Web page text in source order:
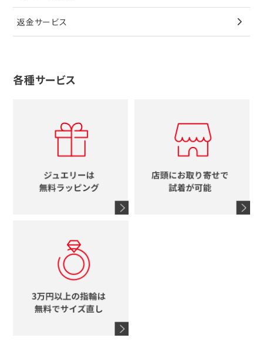
その他
ノーブランドジュエリーをすべて見る
ブローチ
その他
ティファニー
ブルガリ
グッチ
スタージュエリー
ウノアエレ
香水
シャネル
コーチ
ブランドアイテムをすべて見る
カルティエ
セイコー
メンズ時計
時計をすべて見る
4℃
グッチ
ルイヴィトン
エルメス
シャネル
タグホイヤー
花
十字架
イニシャル
返金サービス
各種サービス